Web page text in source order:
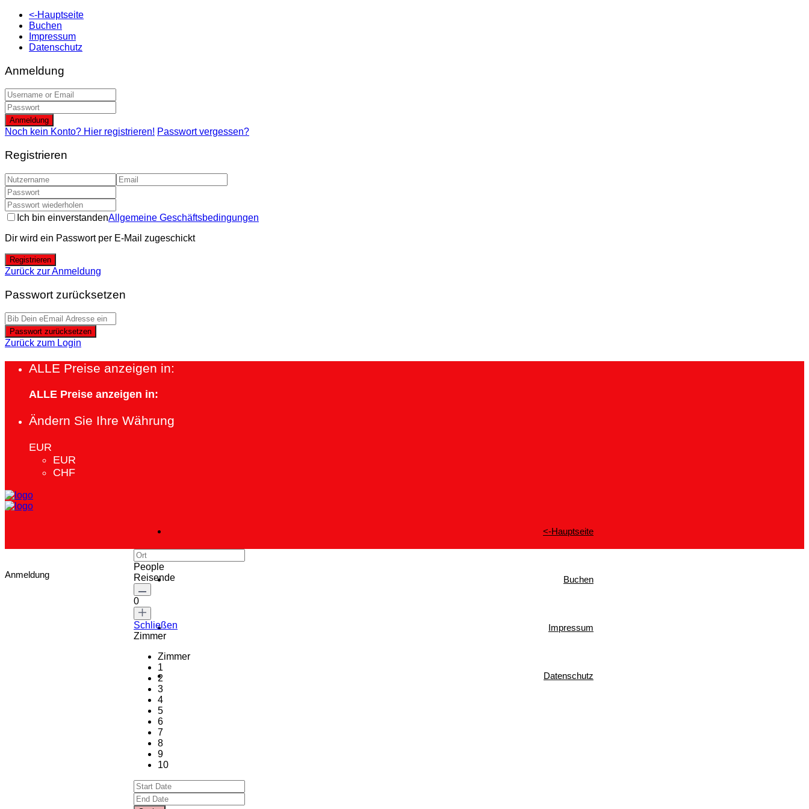
<-Hauptseite
Buchen
Impressum
Datenschutz
Anmeldung
Anmeldung
Noch kein Konto? Hier registrieren! Passwort vergessen?
Registrieren
Ich bin einverstandenAllgemeine Geschäftsbedingungen
Dir wird ein Passwort per E-Mail zugeschickt
Registrieren
Zurück zur Anmeldung
Passwort zurücksetzen
Passwort zurücksetzen
Zurück zum Login
ALLE Preise anzeigen in:
ALLE Preise anzeigen in:
Ändern Sie Ihre Währung
EUR
EUR
CHF
<-Hauptseite
Buchen
Impressum
Datenschutz
Anmeldung
People
Reisende
0
Schließen
Zimmer
Zimmer
1
2
3
4
5
6
7
8
9
10